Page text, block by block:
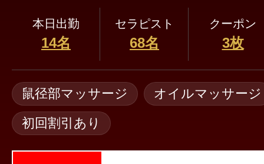
本日出勤
14名
セラピスト
68名
クーポン
3枚
鼠径部マッサージ
オイルマッサージ
初回割引あり